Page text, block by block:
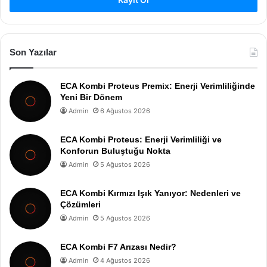
Son Yazılar
ECA Kombi Proteus Premix: Enerji Verimliliğinde
Yeni Bir Dönem
Admin 6 Ağustos 2026
ECA Kombi Proteus: Enerji Verimliliği ve
Konforun Buluştuğu Nokta
Admin 5 Ağustos 2026
ECA Kombi Kırmızı Işık Yanıyor: Nedenleri ve
Çözümleri
Admin 5 Ağustos 2026
ECA Kombi F7 Arızası Nedir?
Admin 4 Ağustos 2026